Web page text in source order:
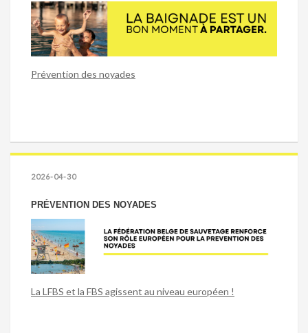
Prévention des noyades
2026-04-30
PRÉVENTION DES NOYADES
La LFBS et la FBS agissent au niveau européen !